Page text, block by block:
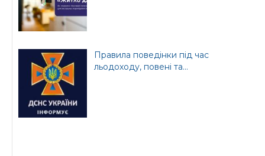
Правила поведінки під час
льодоходу, повені та...